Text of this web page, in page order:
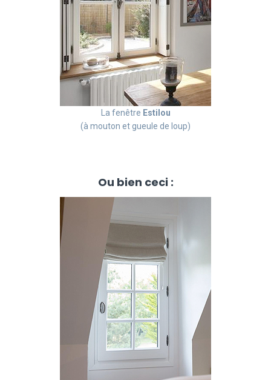
La fenêtre Estilou
(à mouton et gueule de loup)
Ou bien ceci :